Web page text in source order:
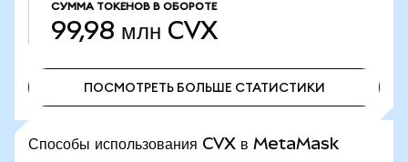
СУММА ТОКЕНОВ В ОБОРОТЕ
99,98 млн CVX
ПОСМОТРЕТЬ БОЛЬШЕ СТАТИСТИКИ
Способы использования CVX в MetaMask